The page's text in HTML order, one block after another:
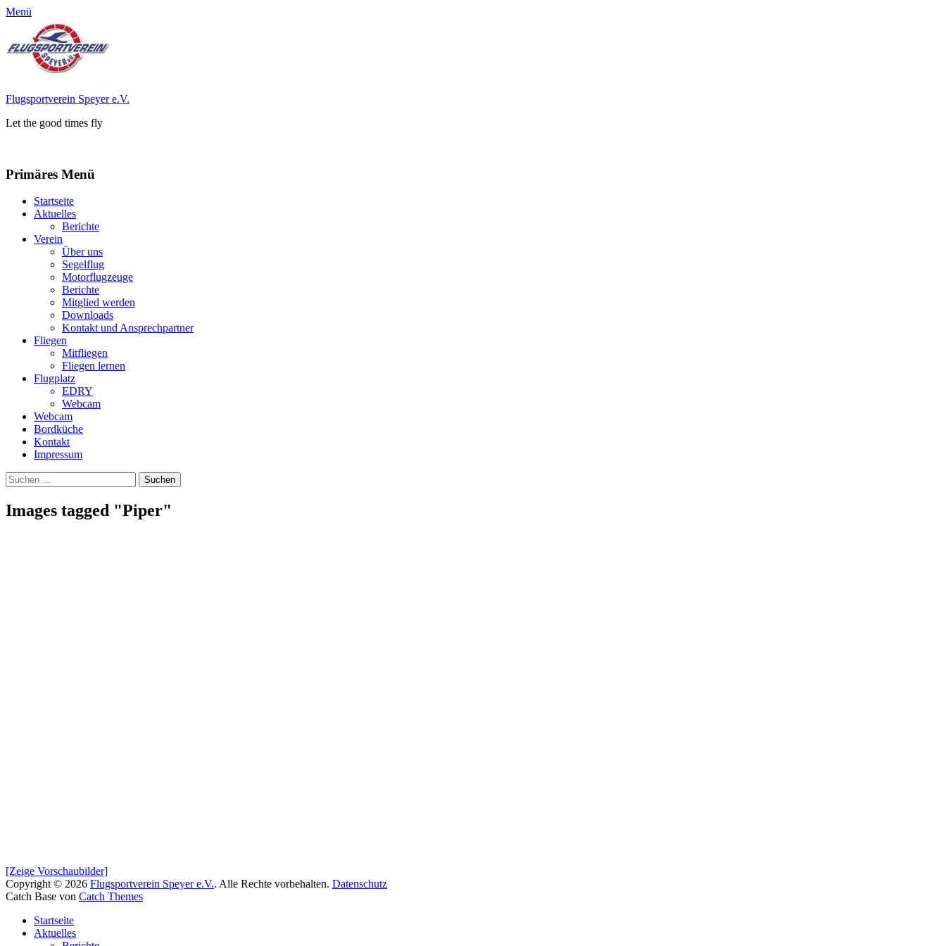
Menü
Flugsportverein Speyer e.V.
Let the good times fly
Primäres Menü
Zum
Inhalt
Startseite
Aktuelles
Berichte
Verein
Über uns
Segelflug
Motorflugzeuge
Berichte
Mitglied werden
Downloads
Kontakt und Ansprechpartner
Fliegen
Mitfliegen
Fliegen lernen
Flugplatz
EDRY
Webcam
Webcam
Bordküche
Kontakt
Impressum
Suchen
Suchen
nach:
Images tagged "Piper"
[Zeige Vorschaubilder]
Copyright © 2026 Flugsportverein Speyer e.V.. Alle Rechte vorbehalten. Datenschutz
Catch Base von Catch Themes
oben
scrollen
Startseite
Aktuelles